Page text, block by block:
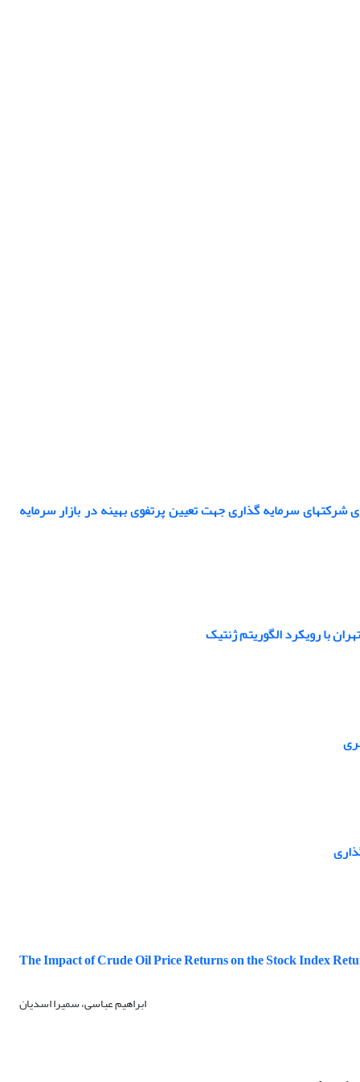
سرمایه گذاری جهت تعیین پرتفوی بهینه در بازار سرمایه
با رویکرد الگوریتم ژنتیک
The Impact of Crude Oil Price Returns on the Stock Index
ابراهیم عباسی، سمیرا اسدیان